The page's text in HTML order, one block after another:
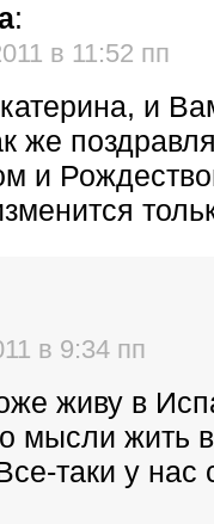
:
в 11:52 пп
и
же
и
в 9:34 пп
живу в
мысли жить
таки у нас